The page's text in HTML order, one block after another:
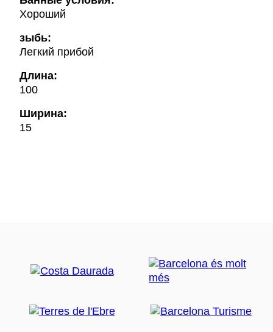
Хороший
зыбь:
Легкий прибой
Длина:
100
Ширина:
15